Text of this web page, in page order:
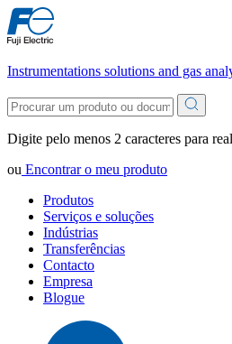
Instrumentations solutions and gas
Digite pelo menos 2 caracteres para
ou Encontrar o meu produto
Produtos
Serviços e soluções
Indústrias
Transferências
Contacto
Empresa
Blogue